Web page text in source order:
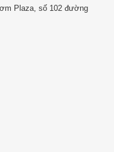
Plaza, số 102 đường